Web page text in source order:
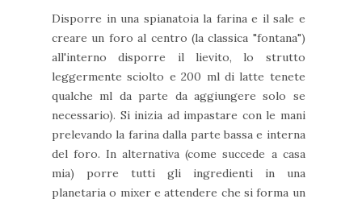
Disporre in una spianatoia la farina e il sale e
creare un foro al centro (la classica "fontana")
all'interno disporre il lievito, lo strutto
leggermente sciolto e 200 ml di latte tenete
qualche ml da parte da aggiungere solo se
necessario). Si inizia ad impastare con le mani
prelevando la farina dalla parte bassa e interna
del foro. In alternativa (come succede a casa
mia) porre tutti gli ingredienti in una
planetaria o mixer e attendere che si forma un